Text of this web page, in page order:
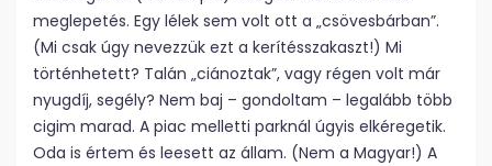
meglepetés. Egy lélek sem volt ott a „csövesbárban”.
(Mi csak úgy nevezzük ezt a kerítésszakaszt!) Mi
történhetett? Talán „ciánoztak”, vagy régen volt már
nyugdíj, segély? Nem baj – gondoltam – legalább több
cigim marad. A piac melletti parknál úgyis elkéregetik.
Oda is értem és leesett az állam. (Nem a Magyar!) A